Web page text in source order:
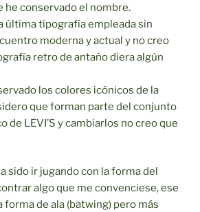
he conservado el nombre.
última tipografía empleada sin
moderna y actual y no creo
retro de antaño diera algún
los colores icónicos de la
que forman parte del conjunto
de LEVI’S y cambiarlos no creo que
sido ir jugando con la forma del
algo que me convenciese, ese
forma de ala (batwing) pero más